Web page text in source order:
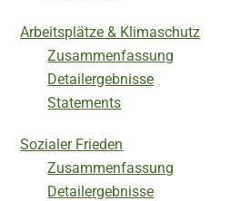
Arbeitsplätze & Klimaschutz
Zusammenfassung
Detailergebnisse
Statements
Sozialer Frieden
Zusammenfassung
Detailergebnisse